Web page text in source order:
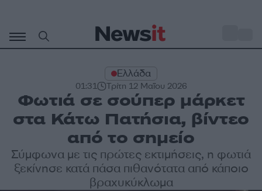
περιεχόμενο
Ελλάδα
01:31 Τρίτη 12 Μαΐου 2026
Φωτιά σε σούπερ μάρκετ
στα Κάτω Πατήσια, βίντεο
από το σημείο
Σύμφωνα με τις πρώτες εκτιμήσεις, η φωτιά
ξεκίνησε κατά πάσα πιθανότατα από κάποιο
βραχυκύκλωμα